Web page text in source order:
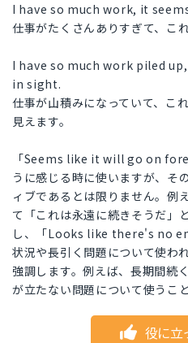
I have so much work, it
仕事がたくさんありすぎて、こ
I have so much work piled
in sight.
仕事が山積みになっていて、こ
見えます。
「Seems like it will go on
うに感じる時に使いますが、そ
ィブであるとは限りません。例
て「これは永遠に続きそうだ」
し、「Looks like there's no
状況や長引く問題について使わ
強調します。例えば、長期間続
が立たない問題について使うこ
役に立